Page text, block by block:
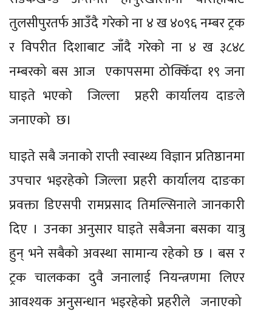
तुलसीपुरतर्फ आउँदै गरेको ना ४ ख ४०९६ नम्बर ट्रक
र विपरीत दिशाबाट जाँदै गरेको ना ४ ख ३८४८
नम्बरको बस आज एकापसमा ठोक्किँदा १९ जना
घाइते भएको जिल्ला प्रहरी कार्यालय दाङले
जनाएको छ।
घाइते सबै जनाको राप्ती स्वास्थ्य विज्ञान प्रतिष्ठानमा
उपचार भइरहेको जिल्ला प्रहरी कार्यालय दाङका
प्रवक्ता डिएसपी रामप्रसाद तिमल्सिनाले जानकारी
दिए । उनका अनुसार घाइते सबैजना बसका यात्रु
हुन् भने सबैको अवस्था सामान्य रहेको छ । बस र
ट्रक चालकका दुवै जनालाई नियन्त्रणमा लिएर
आवश्यक अनुसन्धान भइरहेको प्रहरीले जनाएको